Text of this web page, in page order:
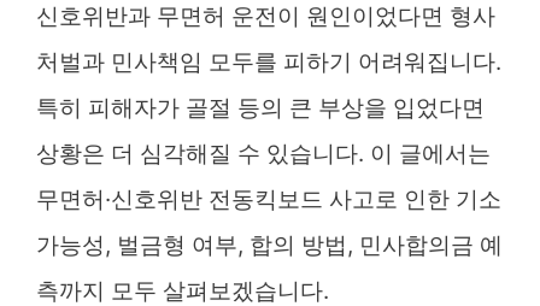
신호위반과 무면허 운전이 원인이었다면 형사
처벌과 민사책임 모두를 피하기 어려워집니다.
특히 피해자가 골절 등의 큰 부상을 입었다면
상황은 더 심각해질 수 있습니다. 이 글에서는
무면허·신호위반 전동킥보드 사고로 인한 기소
가능성, 벌금형 여부, 합의 방법, 민사합의금 예
측까지 모두 살펴보겠습니다.